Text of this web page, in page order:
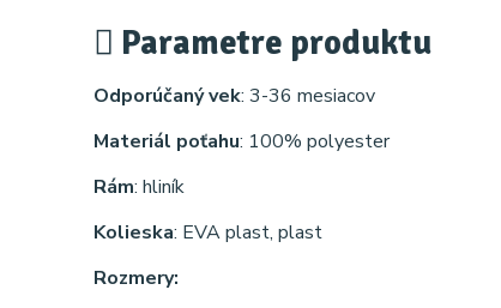
Parametre produktu
Odporúčaný vek: 3-36 mesiacov
Materiál poťahu: 100% polyester
Rám: hliník
Kolieska: EVA plast, plast
Rozmery: